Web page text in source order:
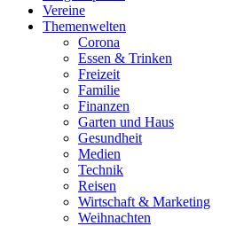
Vereine
Themenwelten
Corona
Essen & Trinken
Freizeit
Familie
Finanzen
Garten und Haus
Gesundheit
Medien
Technik
Reisen
Wirtschaft & Marketing
Weihnachten